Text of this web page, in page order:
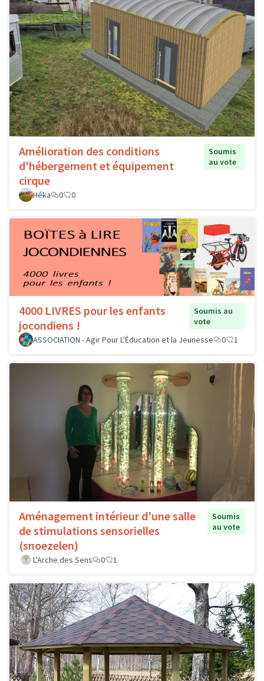
Amélioration des conditions
d'hébergement et équipement
cirque
Soumis
au vote
Héka 0 0
4000 LIVRES pour les enfants
jocondiens !
Soumis au
vote
ASSOCIATION - Agir Pour L'Éducation et la Jeunesse
0 1
Aménagement intérieur d'une salle
de stimulations sensorielles
(snoezelen)
Soumis
au vote
L'Arche des Sens 0 1